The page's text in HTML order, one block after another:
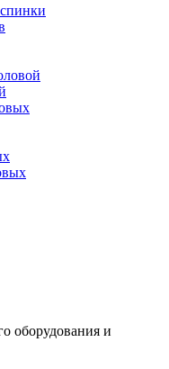
оборудования и